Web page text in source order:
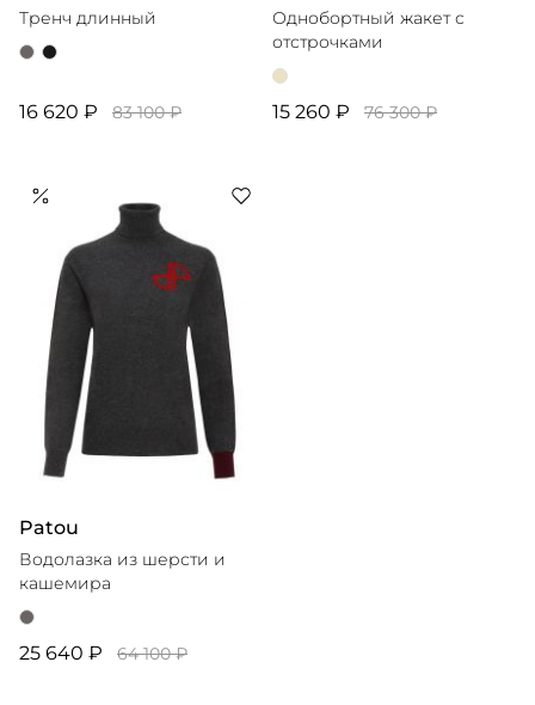
Тренч длинный
16 620 ₽ 83 100 ₽
Однобортный жакет с
отстрочками
15 260 ₽ 76 300 ₽
Patou
Водолазка из шерсти и
кашемира
25 640 ₽ 64 100 ₽